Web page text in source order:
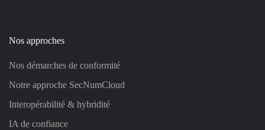
Nos approches
Nos démarches de conformité
Notre approche SecNumCloud
Interopérabilité & hybridité
IA de confiance